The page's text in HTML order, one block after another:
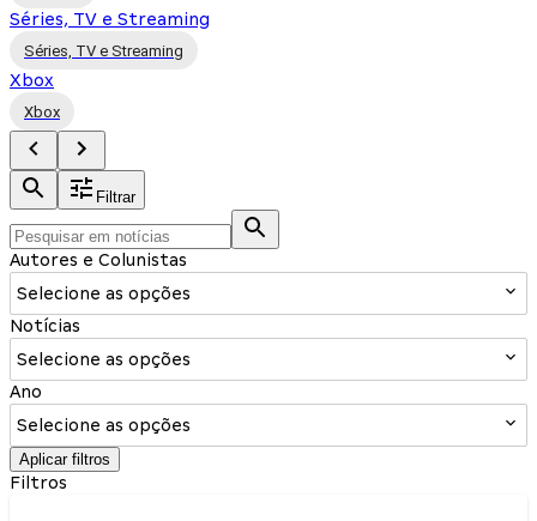
Séries, TV e Streaming
Séries, TV e Streaming
Xbox
Xbox
Filtrar
Autores e Colunistas
Selecione as opções
Notícias
Selecione as opções
Ano
Selecione as opções
Aplicar filtros
Filtros